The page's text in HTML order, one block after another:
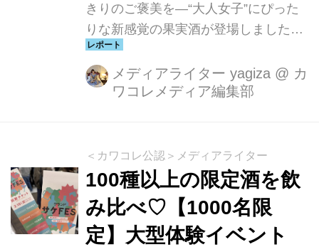
きりのご褒美を―“大人女子”にぴった
りな新感覚の果実酒が登場しました。
その名も、「翠氷（すいひょう）」。
なんとこのお酒、一晩冷凍庫に入れて
楽しむんです♡
メディアライター yagiza @ カ
ワコレメディア編集部
＜カワコレ公認＞メディアライター
100種以上の限定酒を飲
み比べ♡【1000名限
定】大型体験イベント